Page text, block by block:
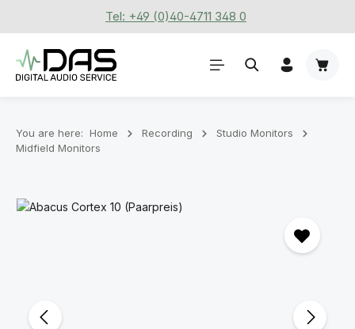
Skip to main contentTel: +49 (0)40-4711 348 0
You are here: Home Recording
Stu­dio Mon­it­ors
Midfield Monitors
Skip image gallery